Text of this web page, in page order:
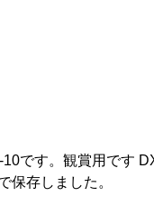
です。観賞用です
保存しました。